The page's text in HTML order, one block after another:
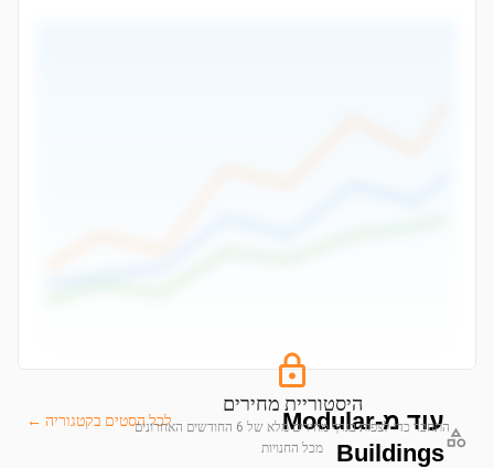
היסטוריית מחירים
התחבר כדי לצפות בגרף מחירים מלא של 6 החודשים האחרונים
מכל החנויות
עוד מ-Modular
Buildings
לכל הסטים בקטגוריה ←